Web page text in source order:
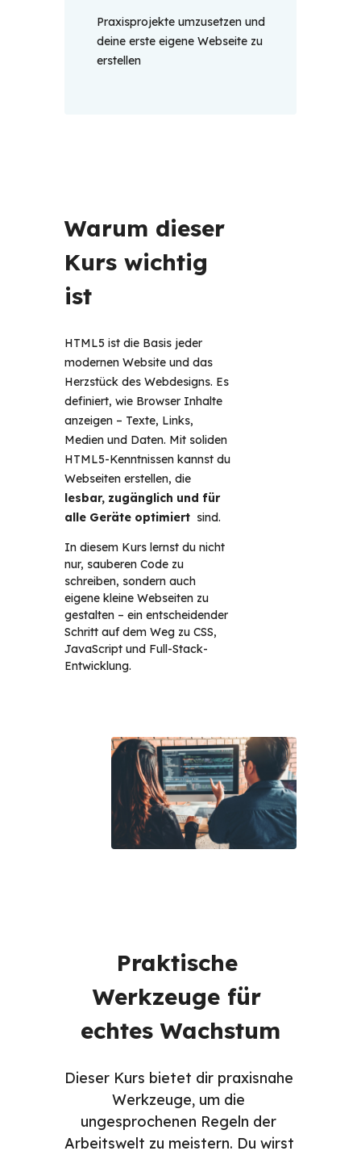
Praxisprojekte umzusetzen und
deine erste eigene Webseite zu
erstellen
Warum dieser
Kurs wichtig
ist
HTML5 ist die Basis jeder
modernen Website und das
Herzstück des Webdesigns. Es
definiert, wie Browser Inhalte
anzeigen – Texte, Links,
Medien und Daten. Mit soliden
HTML5-Kenntnissen kannst du
lesbar, zugänglich und für
alle Geräte optimiert sind.
In diesem Kurs lernst du nicht
nur, sauberen Code zu
schreiben, sondern auch
eigene kleine Webseiten zu
gestalten – ein entscheidender
Schritt auf dem Weg zu CSS,
JavaScript und Full-Stack-
Entwicklung.
Praktische
Werkzeuge für
echtes Wachstum
Dieser Kurs bietet dir praxisnahe
Werkzeuge, um die
ungesprochenen Regeln der
Arbeitswelt zu meistern. Du wirst